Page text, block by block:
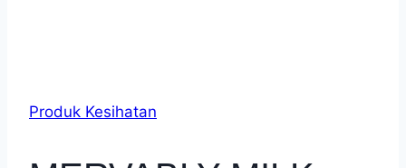
Produk Kesihatan